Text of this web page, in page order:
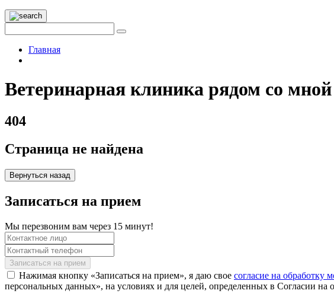
Главная
Ветеринарная клиника рядом со
404
Страница не найдена
Вернуться назад
Записаться на прием
Мы перезвоним вам через 15 минут!
Нажимая кнопку «Записаться на прием», я даю свое согласие на обработку
персональных данных», на условиях и для целей, определенных в Согласии на